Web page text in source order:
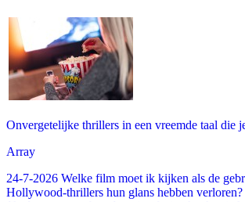
Onvergetelijke thrillers in een vreemde taal die
Array
24-7-2026 Welke film moet ik kijken als de
Hollywood-thrillers hun glans hebben verloren?